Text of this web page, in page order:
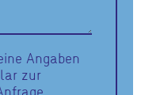
Angaben
zur